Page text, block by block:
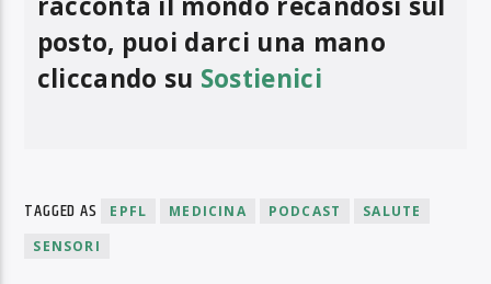
posto, puoi darci una mano
cliccando su Sostienici
TAGGED AS EPFL MEDICINA PODCAST
SALUTE
SENSORI